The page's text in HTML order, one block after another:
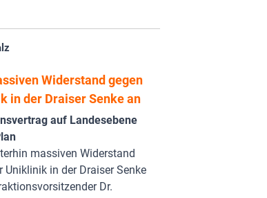
Widerstand gegen
in der Draiser Senke an
auf Landesebene
massiven Widerstand
Uniklinik in der Draiser Senke
Dr.